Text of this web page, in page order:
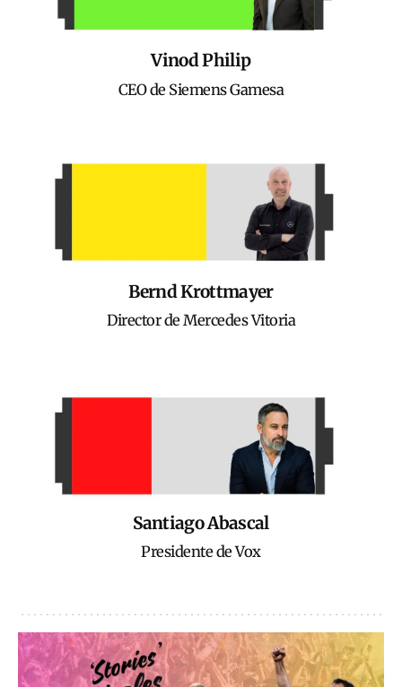
Vinod Philip
CEO de Siemens Gamesa
Bernd Krottmayer
Director de Mercedes Vitoria
Santiago Abascal
Presidente de Vox